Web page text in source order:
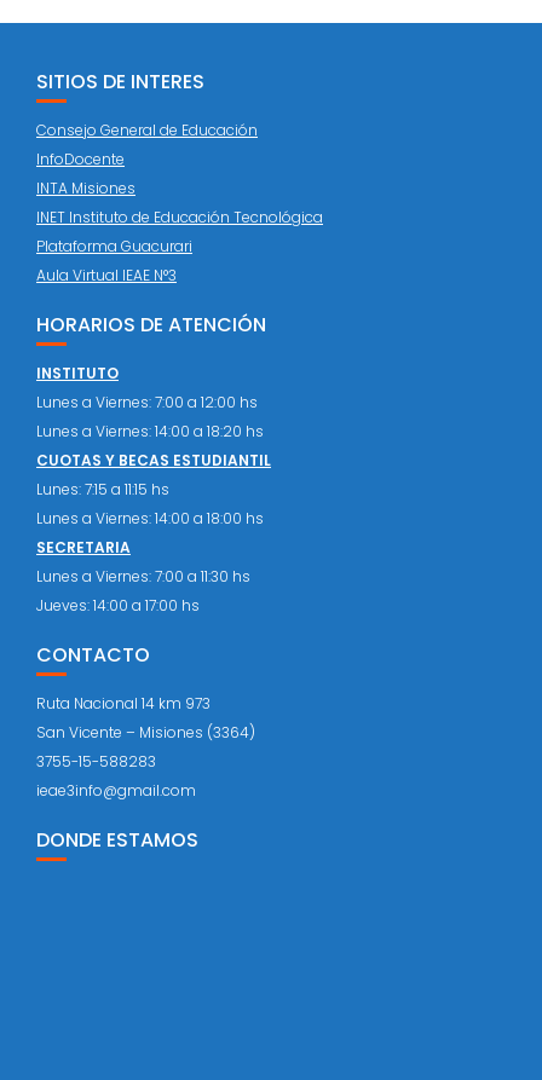
SITIOS DE INTERES
Consejo General de Educación
InfoDocente
INTA Misiones
INET Instituto de Educación Tecnológica
Plataforma Guacurari
Aula Virtual IEAE N°3
HORARIOS DE ATENCIÓN
INSTITUTO
Lunes a Viernes: 7:00 a 12:00 hs
Lunes a Viernes: 14:00 a 18:20 hs
CUOTAS Y BECAS ESTUDIANTIL
Lunes: 7:15 a 11:15 hs
Lunes a Viernes: 14:00 a 18:00 hs
SECRETARIA
Lunes a Viernes: 7:00 a 11:30 hs
Jueves: 14:00 a 17:00 hs
CONTACTO
Ruta Nacional 14 km 973
San Vicente – Misiones (3364)
3755-15-588283
ieae3info@gmail.com
DONDE ESTAMOS